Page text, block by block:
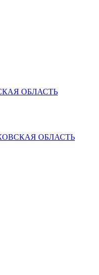
ОБЛАСТЬ
ОБЛАСТЬ